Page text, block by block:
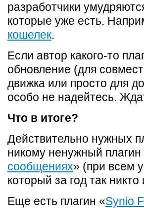
разработчики
которые уже есть.
кошелек.
Если автор какого-то
обновление (для
движка или просто для
особо не надейтесь.
Что в итоге?
Действительно нужных
никому ненужный плагин
сообщениях» (при всем
который за год так никто
Еще есть плагин «Synio